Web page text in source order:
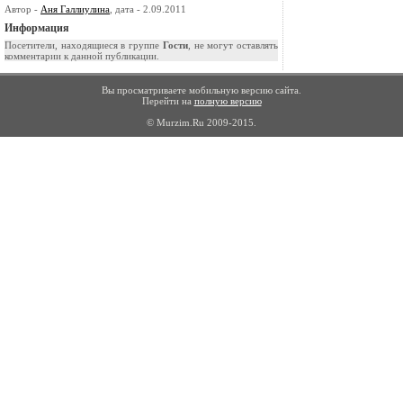
Автор - Аня Галлиулина , дата - 2.09.2011
Информация
Посетители, находящиеся в группе Гости, не могут оставлять
комментарии к данной публикации.
Вы просматриваете мобильную версию сайта.
Перейти на полную версию
© Murzim.Ru 2009-2015.